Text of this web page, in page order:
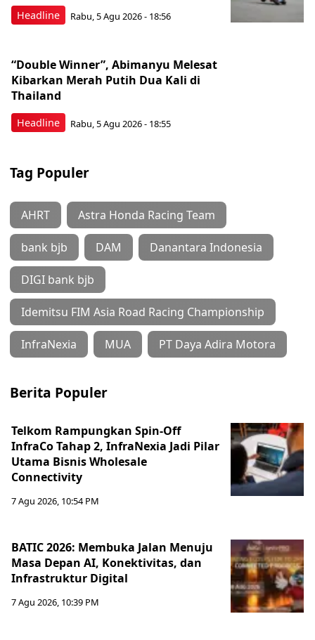
Headline Rabu, 5 Agu 2026 - 18:56
Headline
“Double Winner”, Abimanyu Melesat
Kibarkan Merah Putih Dua Kali di
Thailand
Rabu, 5 Agu 2026 - 18:55
Tag Populer
AHRT Astra Honda Racing Team
bank bjb DAM Danantara Indonesia
DIGI bank bjb
Idemitsu FIM Asia Road Racing Championship
InfraNexia MUA PT Daya Adira Motora
Berita Populer
Telkom Rampungkan Spin-Off
InfraCo Tahap 2, InfraNexia Jadi Pilar
Utama Bisnis Wholesale
Connectivity
7 Agu 2026, 10:54 PM
BATIC 2026: Membuka Jalan Menuju
Masa Depan AI, Konektivitas, dan
Infrastruktur Digital
7 Agu 2026, 10:39 PM